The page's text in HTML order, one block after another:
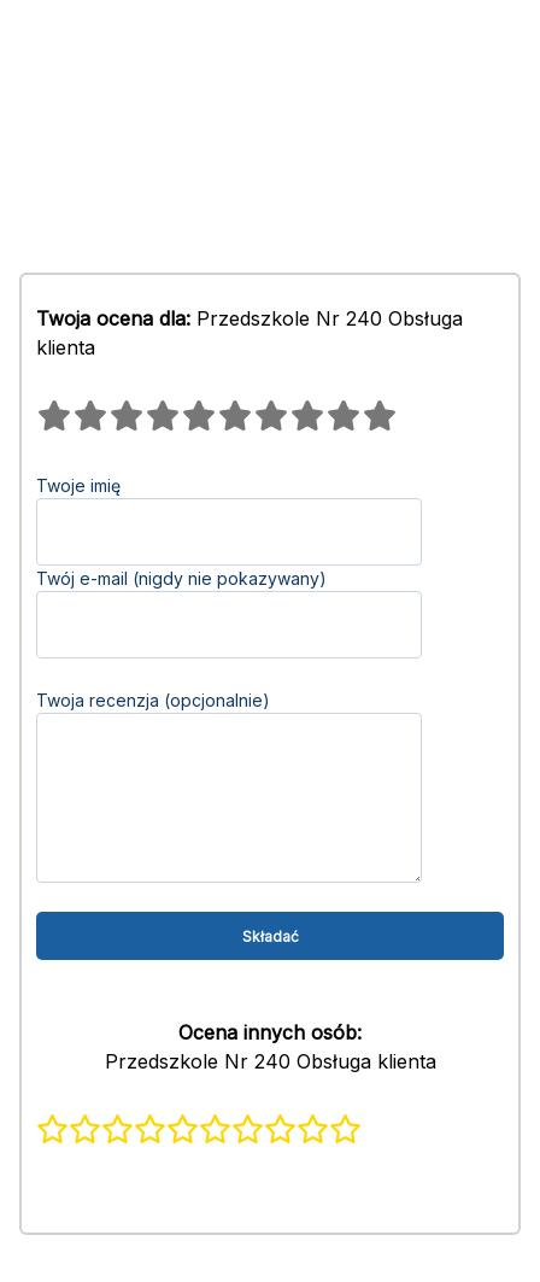
Twoja ocena dla: Przedszkole Nr 240 Obsługa
klienta
Twoje imię
Twój e-mail (nigdy nie pokazywany)
Twoja recenzja (opcjonalnie)
Ocena innych osób:
Przedszkole Nr 240 Obsługa klienta